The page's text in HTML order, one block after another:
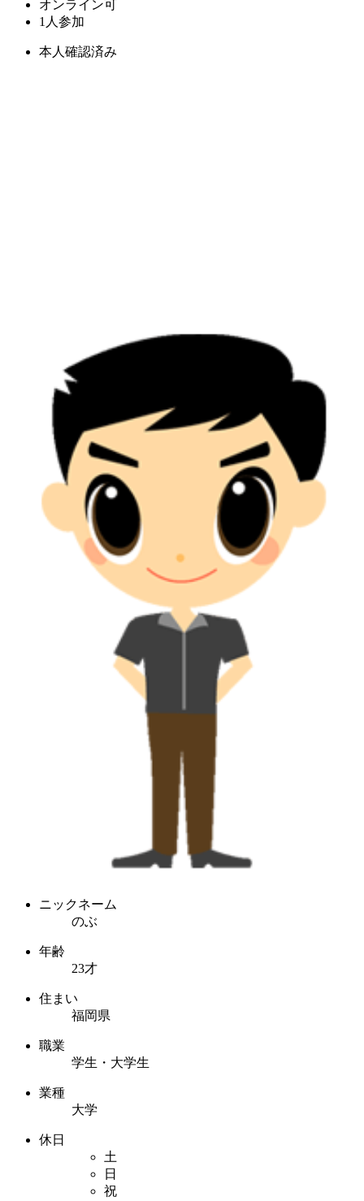
オンライン可
1人参加
本人確認済み
ニックネーム
のぶ
年齢
23才
住まい
福岡県
職業
学生・大学生
業種
大学
休日
土
日
祝